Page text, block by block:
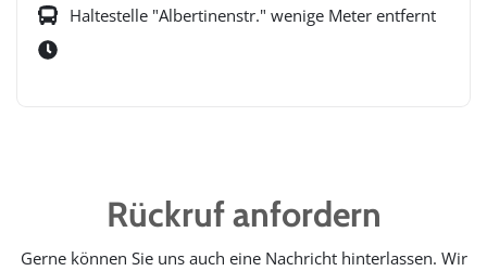
Haltestelle "Albertinenstr." wenige Meter entfernt
Rückruf anfordern
Gerne können Sie uns auch eine Nachricht hinterlassen. Wir